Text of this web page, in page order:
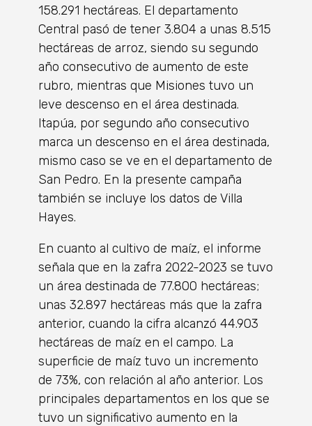
158.291 hectáreas. El departamento
Central pasó de tener 3.804 a unas 8.515
hectáreas de arroz, siendo su segundo
año consecutivo de aumento de este
rubro, mientras que Misiones tuvo un
leve descenso en el área destinada.
Itapúa, por segundo año consecutivo
marca un descenso en el área destinada,
mismo caso se ve en el departamento de
San Pedro. En la presente campaña
también se incluye los datos de Villa
Hayes.
En cuanto al cultivo de maíz, el informe
señala que en la zafra 2022-2023 se tuvo
un área destinada de 77.800 hectáreas;
unas 32.897 hectáreas más que la zafra
anterior, cuando la cifra alcanzó 44.903
hectáreas de maíz en el campo. La
superficie de maíz tuvo un incremento
de 73%, con relación al año anterior. Los
principales departamentos en los que se
tuvo un significativo aumento en la